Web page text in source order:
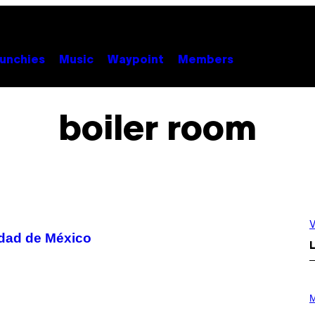
Music Waypoint Members
boiler room
de México
H